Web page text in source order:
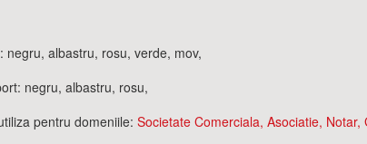
negru, albastru, rosu, verde, mov,
negru, albastru, rosu,
pentru domeniile: Societate Comerciala, Asociatie, Notar,